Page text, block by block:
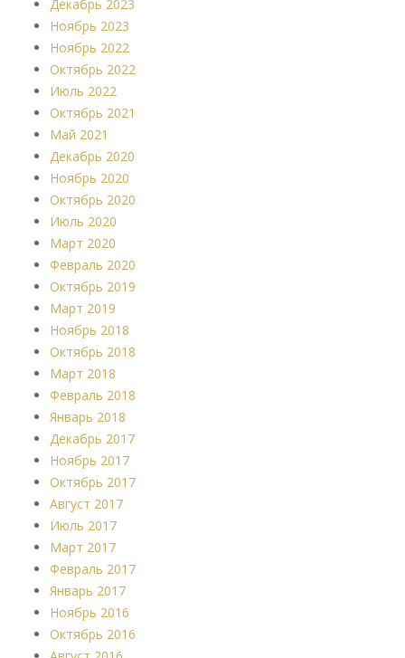
Декабрь 2023
Ноябрь 2023
Ноябрь 2022
Октябрь 2022
Июль 2022
Октябрь 2021
Май 2021
Декабрь 2020
Ноябрь 2020
Октябрь 2020
Июль 2020
Март 2020
Февраль 2020
Октябрь 2019
Март 2019
Ноябрь 2018
Октябрь 2018
Март 2018
Февраль 2018
Январь 2018
Декабрь 2017
Ноябрь 2017
Октябрь 2017
Август 2017
Июль 2017
Март 2017
Февраль 2017
Январь 2017
Ноябрь 2016
Октябрь 2016